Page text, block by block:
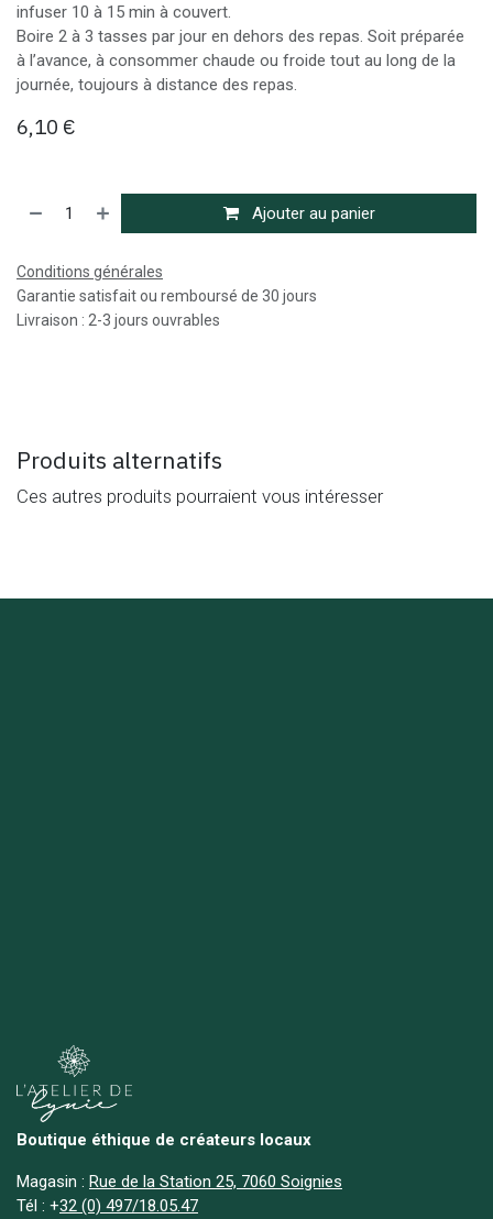
infuser 10 à 15 min à couvert.
Boire 2 à 3 tasses par jour en dehors des repas. Soit préparée
à l’avance, à consommer chaude ou froide tout au long de la
journée, toujours à distance des repas.
6,10 €
Ajouter au panier
Conditions générales
Garantie satisfait ou remboursé de 30 jours
Livraison : 2-3 jours ouvrables
Produits alternatifs
Ces autres produits pourraient vous intéresser
Boutique éthique de créateurs locaux
Magasin : Rue de la Station 25, 7060 Soignies
Tél : +32 (0) 497/18.05.47